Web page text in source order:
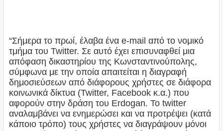
“Σήμερα το πρωί, έλαβα ένα e-mail από το νομικό
τμήμα του Twitter. Σε αυτό έχει επισυναφθεί μια
απόφαση δικαστηρίου της Κωνσταντινούπολης,
σύμφωνα με την οποία απαιτείται η διαγραφή
δημοσιεύσεων από διάφορους χρήστες σε διάφορα
κοινωνικά δίκτυα (Twitter, Facebook κ.α.) που
αφορούν στην δράση του Erdogan. Το twitter
αναλαμβάνει να ενημερώσει και να προτρέψει (κατά
κάποιο τρόπο) τους χρήστες να διαγράψουν μόνοι